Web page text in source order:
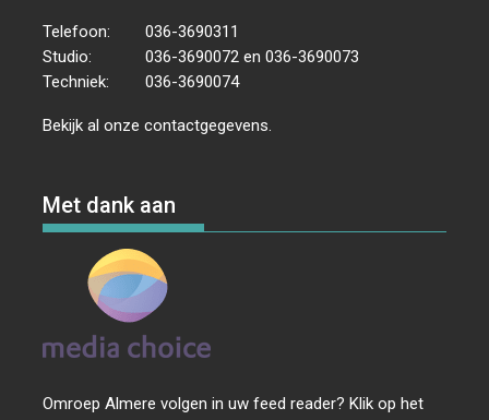
Telefoon:
036-3690311
Studio:
036-3690072 en 036-3690073
Techniek:
036-3690074
Bekijk al onzecontactgegevens.
Met dank aan
Omroep Almere volgen in uw feed reader? Klik op het